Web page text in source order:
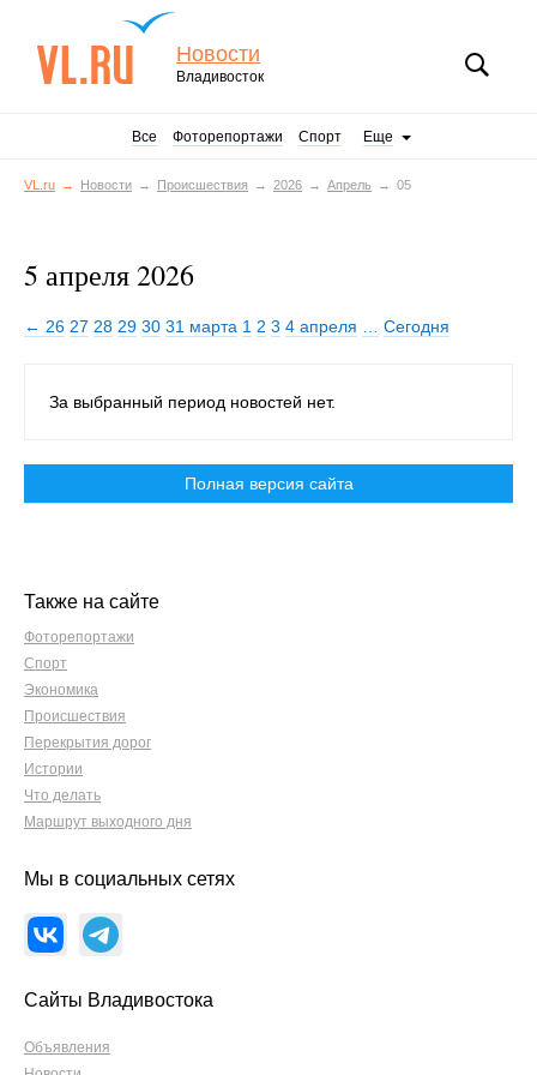
Новости
Владивосток
Все Фоторепортажи Спорт Еще
VL.ru Новости Происшествия 2026 Апрель 05
5 апреля 2026
← 26 27 28 29 30 31 марта 1 2 3 4 апреля Сегодня
За выбранный период новостей нет.
Полная версия сайта
Также на сайте
Фоторепортажи
Спорт
Экономика
Происшествия
Перекрытия дорог
Истории
Что делать
Маршрут выходного дня
Мы в социальных сетях
Сайты Владивостока
Объявления